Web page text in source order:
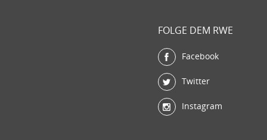
FOLGE DEM RWE
Facebook
Twitter
Instagram